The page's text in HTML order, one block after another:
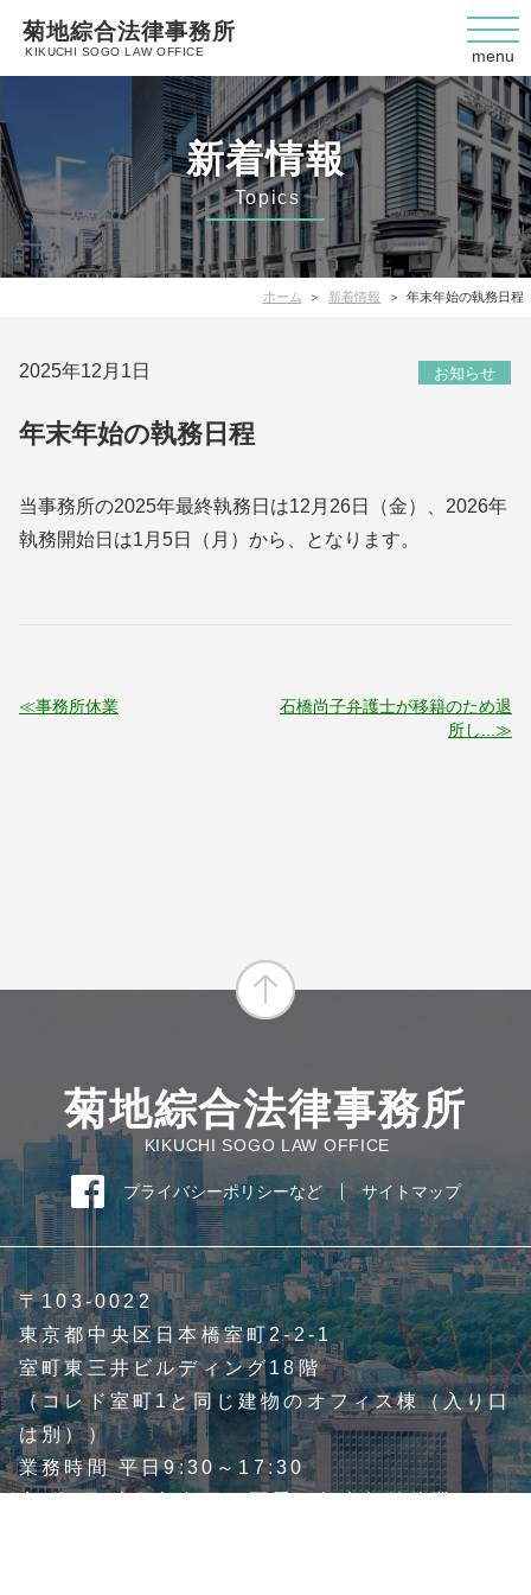
菊地綜合法律事務所
KIKUCHI SOGO LAW OFFICE menu
新着情報
Topics
ホーム 新着情報 年末年始の執務日程
2025年12月1日 お知らせ
年末年始の執務日程
当事務所の2025年最終執務日は12月26日（金）、2026年
執務開始日は1月5日（月）から、となります。
事務所休業
石橋尚子弁護士が移籍のため退
所し...
菊地綜合法律事務所
KIKUCHI SOGO LAW OFFICE
プライバシーポリシーなど サイトマップ
〒103-0022
東京都中央区日本橋室町2-2-1
室町東三井ビルディング18階
（コレド室町1と同じ建物のオフィス棟（入り口
は別））
業務時間 平日9:30～17:30